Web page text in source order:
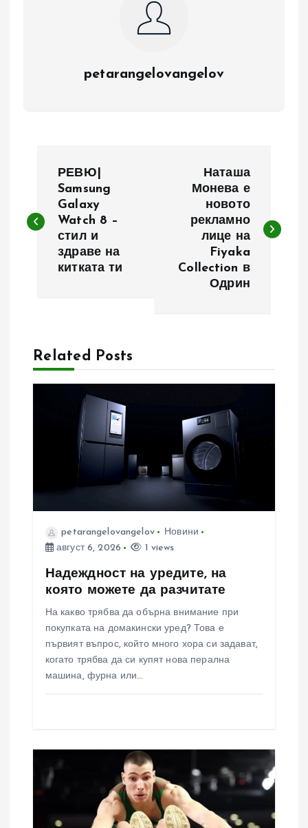
petarangelovangelov
в
ц
РЕВЮ|
Samsung
Galaxy
Watch 8 –
стил и
здраве на
китката ти
Наташа
Монева е
новото
рекламно
лице на
Fiyaka
Collection в
Одрин
Related Posts
petarangelovangelov
Новини
август 6, 2026
1 views
Надеждност на уредите, на
която можете да разчитате
На какво трябва да обърна внимание при
покупката на домакински уред? Това е
първият въпрос, който много хора си задават,
когато трябва да си купят нова перална
машина, фурна или…